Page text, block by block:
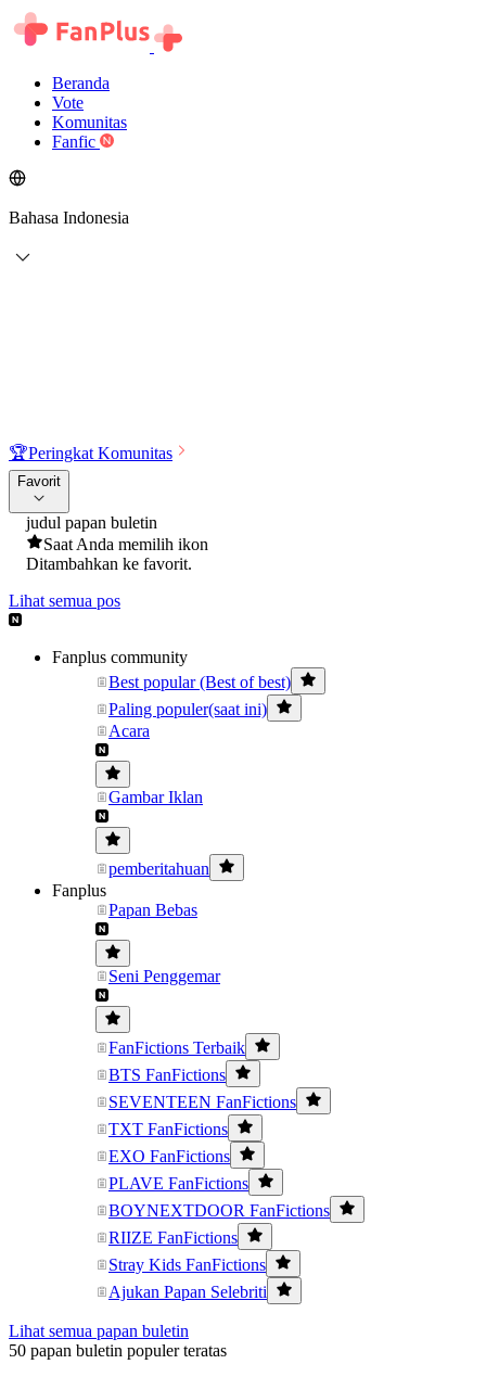
Beranda
Vote
Komunitas
Fanfic
Bahasa Indonesia
🏆Peringkat Komunitas
Favorit
judul papan buletin
Saat Anda memilih ikon
Ditambahkan ke favorit.
Lihat semua pos
Fanplus community
Best popular (Best of best)
Paling populer(saat ini)
Acara
Gambar Iklan
pemberitahuan
Fanplus
Papan Bebas
Seni Penggemar
FanFictions Terbaik
BTS FanFictions
SEVENTEEN FanFictions
TXT FanFictions
EXO FanFictions
PLAVE FanFictions
BOYNEXTDOOR FanFictions
RIIZE FanFictions
Stray Kids FanFictions
Ajukan Papan Selebriti
Lihat semua papan buletin
50 papan buletin populer teratas